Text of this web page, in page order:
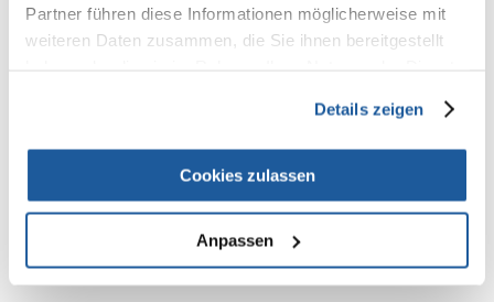
Partner führen diese Informationen möglicherweise mit
weiteren Daten zusammen, die Sie ihnen bereitgestellt
Details zeigen
Cookies zulassen
Anpassen
Zusammensetzung: Getreidepräparate, Flachsmehl,
Sonnenblumenkernmehl, Futterhefe, Monokalziumphosphat,
Rohprotein % (min) : 15
rohe Öle und Fette % (min) : 2,5
Rohasche % (max) : 7,6